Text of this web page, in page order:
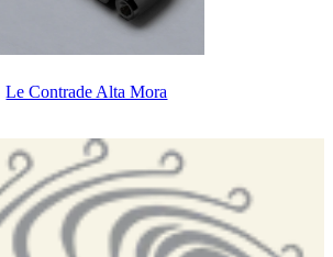
Le Contrade Alta Mora